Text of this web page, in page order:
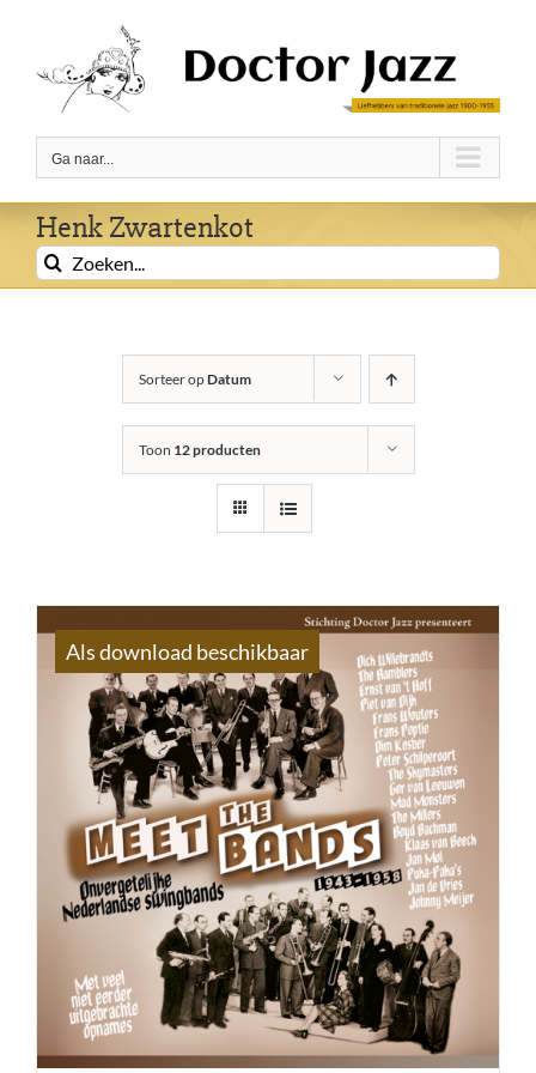
inhoud
Ga naar...
Henk Zwartenkot
Zoeken
naar:
Sorteer opDatum
Toon 12 producten
Als download beschikbaar